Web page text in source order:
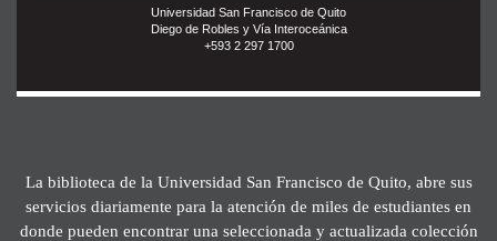
Universidad San Francisco de Quito
Diego de Robles y Vía Interoceánica
+593 2 297 1700
La biblioteca de la Universidad San Francisco de Quito, abre sus
servicios diariamente para la atención de miles de estudiantes en
donde pueden encontrar una seleccionada y actualizada colección